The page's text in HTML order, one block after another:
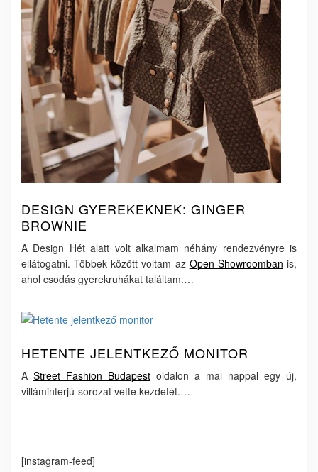
DESIGN GYEREKEKNEK: GINGER
BROWNIE
A Design Hét alatt volt alkalmam néhány rendezvényre is
ellátogatni. Többek között voltam az Open Showroomban is,
ahol csodás gyerekruhákat találtam.…
HETENTE JELENTKEZŐ MONITOR
A Street Fashion Budapest oldalon a mai nappal egy új,
villáminterjú-sorozat vette kezdetét.…
[instagram-feed]